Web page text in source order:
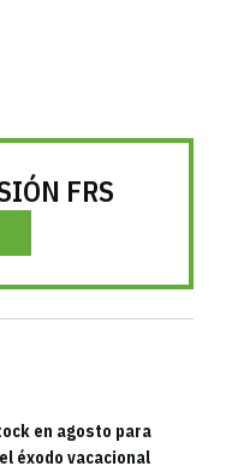
FRS
en agosto para
éxodo vacacional